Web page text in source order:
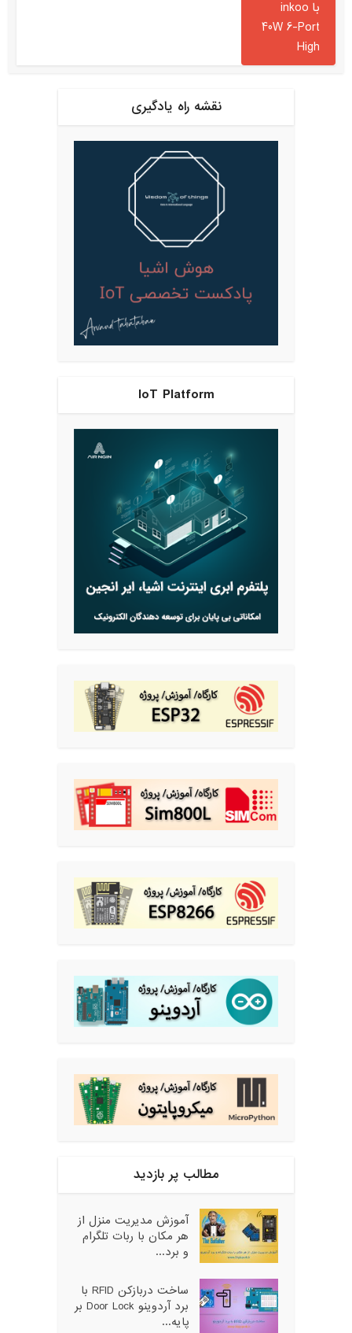
نقشه راه یادگیری
IoT Platform
مطالب پر بازدید
آموزش مدیریت منزل از
هر مکان با ربات تلگرام
و برد...
ساخت دربازکن RFID با
برد آردوینو Door Lock بر
پایه...